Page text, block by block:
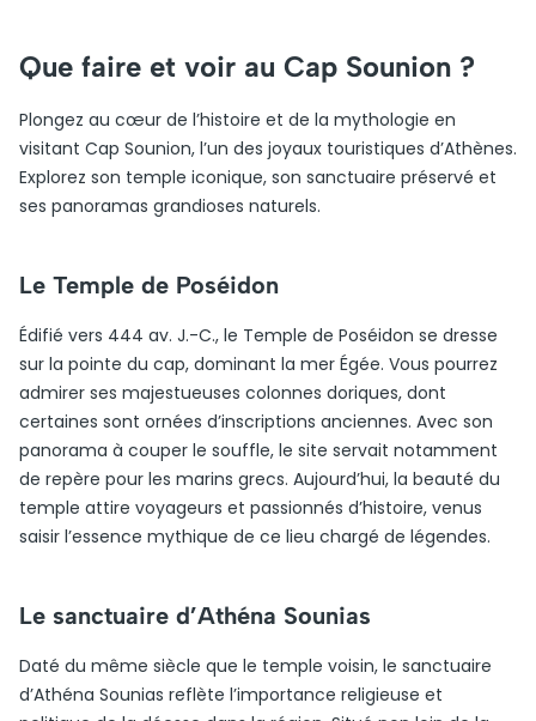
Que faire et voir au Cap Sounion ?
Plongez au cœur de l’histoire et de la mythologie en
visitant Cap Sounion, l’un des joyaux touristiques d’Athènes.
Explorez son temple iconique, son sanctuaire préservé et
ses panoramas grandioses naturels.
Le Temple de Poséidon
Édifié vers 444 av. J.-C., le Temple de Poséidon se dresse
sur la pointe du cap, dominant la mer Égée. Vous pourrez
admirer ses majestueuses colonnes doriques, dont
certaines sont ornées d’inscriptions anciennes. Avec son
panorama à couper le souffle, le site servait notamment
de repère pour les marins grecs. Aujourd’hui, la beauté du
temple attire voyageurs et passionnés d’histoire, venus
saisir l’essence mythique de ce lieu chargé de légendes.
Le sanctuaire d’Athéna Sounias
Daté du même siècle que le temple voisin, le sanctuaire
d’Athéna Sounias reflète l’importance religieuse et